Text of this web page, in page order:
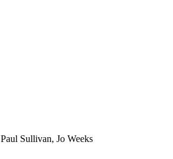
Paul Sullivan, Jo Weeks